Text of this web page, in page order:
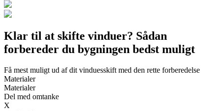
Klar til at skifte vinduer? Sådan
forbereder du bygningen bedst muligt
Få mest muligt ud af dit vinduesskift med den rette forberedelse
Materialer
Materialer
Del med omtanke
X